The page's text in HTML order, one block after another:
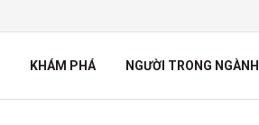
KHÁM PHÁ NGƯỜI TRONG NGÀNH